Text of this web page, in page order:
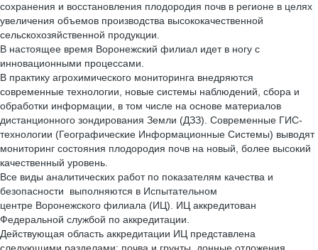
сохранения и восстановления плодородия почв в регионе в целях
увеличения объемов производства высококачественной
сельскохозяйственной продукции.
В настоящее время Воронежский филиал идет в ногу с
инновационными процессами.
В практику агрохимического мониторинга внедряются
современные технологии, новые системы наблюдений, сбора и
обработки информации, в том числе на основе материалов
дистанционного зондирования Земли (ДЗЗ). Современные ГИС-
технологии (Географические Информационные Системы) выводят
мониторинг состояния плодородия почв на новый, более высокий
качественный уровень.
Все виды аналитических работ по показателям качества и
безопасности выполняются в Испытательном
центре Воронежского филиала (ИЦ). ИЦ аккредитован
Федеральной службой по аккредитации.
Действующая область аккредитации ИЦ представлена